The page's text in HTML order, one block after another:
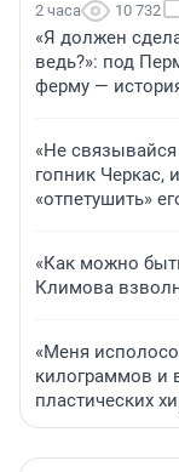
2 часа 10 732
«Я должен
ведь?»: под
ферму —
«Не
гопник Черкас,
«отпетушить»
«Как можно
Климова
«Меня
килограммов и
пластических